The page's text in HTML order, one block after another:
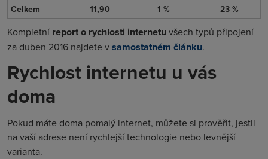
Celkem
11,90 1 % 23 %
Kompletní report o rychlosti internetuvšech typů připojení
za duben 2016 najdete vsamostatném článku.
Rychlost internetu u vás
doma
Pokud máte doma pomalý internet, můžete si prověřit, jestli
na vaší adrese není rychlejší technologie nebo levnější
varianta.